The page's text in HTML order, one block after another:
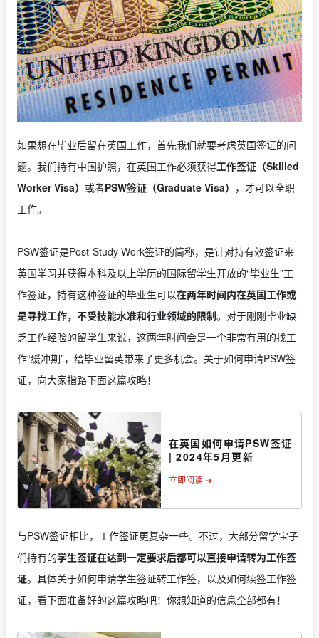
如果想在毕业后留在英国工作，首先我们就要考虑英国签证的问
题。我们持有中国护照，在英国工作必须获得工作签证（Skilled
Worker Visa） 或者PSW签证（Graduate Visa） ，才可以全职
工作。
PSW签证是Post-Study Work签证的简称，是针对持有效签证来
英国学习并获得本科及以上学历的国际留学生开放的“毕业生”工
作签证，持有这种签证的毕业生可以在两年时间内在英国工作或
是寻找工作，不受技能水准和行业领域的限制。对于刚刚毕业缺
乏工作经验的留学生来说，这两年时间会是一个非常有用的找工
作“缓冲期”，给毕业留英带来了更多机会。关于如何申请PSW签
证，向大家指路下面这篇攻略！
在英国如何申请PSW签证
| 2024年5月更新
立即阅读 ➔
与PSW签证相比，工作签证更复杂一些。不过，大部分留学宝子
们持有的学生签证在达到一定要求后都可以直接申请转为工作签
证。具体关于如何申请学生签证转工作签，以及如何续签工作签
证，看下面准备好的这篇攻略吧！你想知道的信息全部都有！